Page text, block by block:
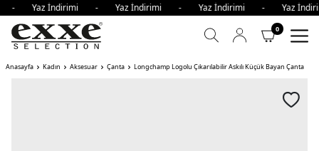
- Yaz İndirimi - Yaz İndirimi - Yaz İndirimi -
0
Anasayfa Kadın Aksesuar Çanta Longchamp Logolu Çıkarılabilir Askılı Küçük Bayan Çanta